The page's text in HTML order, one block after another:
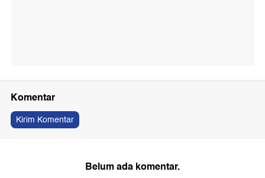
Komentar
Kirim Komentar
Belum ada komentar.